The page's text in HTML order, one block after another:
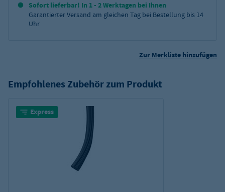
Sofort lieferbar! In 1 - 2 Werktagen bei Ihnen
Garantierter Versand am gleichen Tag bei Bestellung bis 14
Uhr
Zur Merkliste hinzufügen
Empfohlenes Zubehör zum Produkt
Express